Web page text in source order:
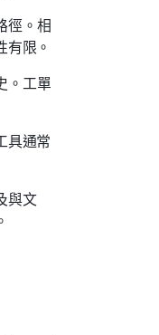
徑。相
限。
。工單
具通常
與文